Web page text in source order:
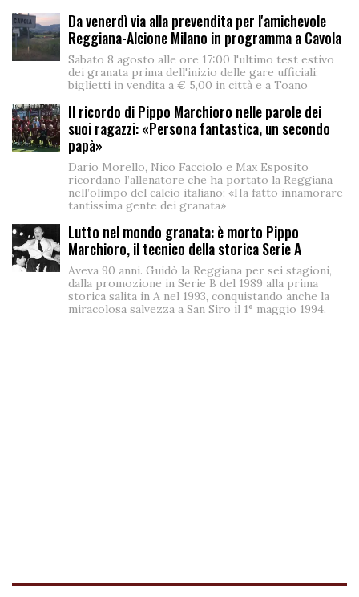
Da venerdì via alla prevendita per l'amichevole
Reggiana-Alcione Milano in programma a Cavola
Sabato 8 agosto alle ore 17:00 l'ultimo test estivo
dei granata prima dell'inizio delle gare ufficiali:
biglietti in vendita a € 5,00 in città e a Toano
Il ricordo di Pippo Marchioro nelle parole dei
suoi ragazzi: «Persona fantastica, un secondo
papà»
Dario Morello, Nico Facciolo e Max Esposito
ricordano l’allenatore che ha portato la Reggiana
nell’olimpo del calcio italiano: «Ha fatto innamorare
tantissima gente dei granata»
Lutto nel mondo granata: è morto Pippo
Marchioro, il tecnico della storica Serie A
Aveva 90 anni. Guidò la Reggiana per sei stagioni,
dalla promozione in Serie B del 1989 alla prima
storica salita in A nel 1993, conquistando anche la
miracolosa salvezza a San Siro il 1° maggio 1994.